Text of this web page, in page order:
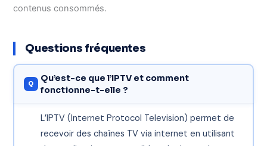
contenus consommés.
Questions fréquentes
Qu’est-ce que l’IPTV et comment
fonctionne-t-elle ?
L’IPTV (Internet Protocol Television) permet de
recevoir des chaînes TV via internet en utilisant